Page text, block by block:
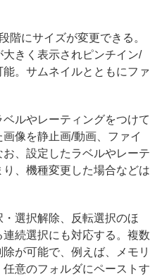
にサイズが変更できる。
きく表示されピンチイン/
。サムネイルとともにファ
ルやレーティングをつけて
像を静止画/動画、ファイ
、設定したラベルやレーテ
、機種変更した場合などは
選択解除、反転選択のほ
続選択にも対応する。複数
が可能で、例えば、メモリ
意のフォルダにペーストす